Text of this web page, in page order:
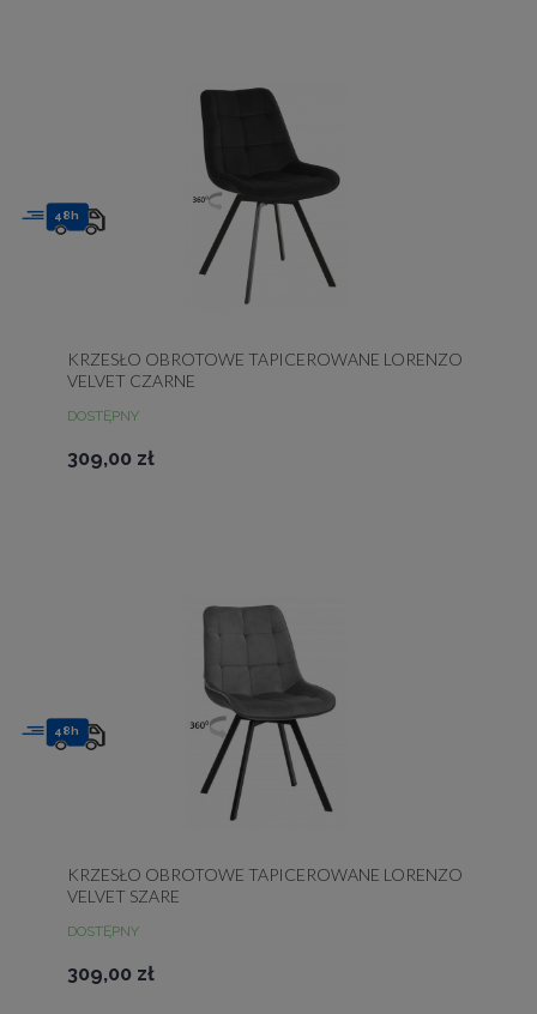
KRZESŁO OBROTOWE TAPICEROWANE LORENZO
VELVET CZARNE
DOSTĘPNY
309,00 zł
48h
KRZESŁO OBROTOWE TAPICEROWANE LORENZO
VELVET SZARE
DOSTĘPNY
309,00 zł
48h